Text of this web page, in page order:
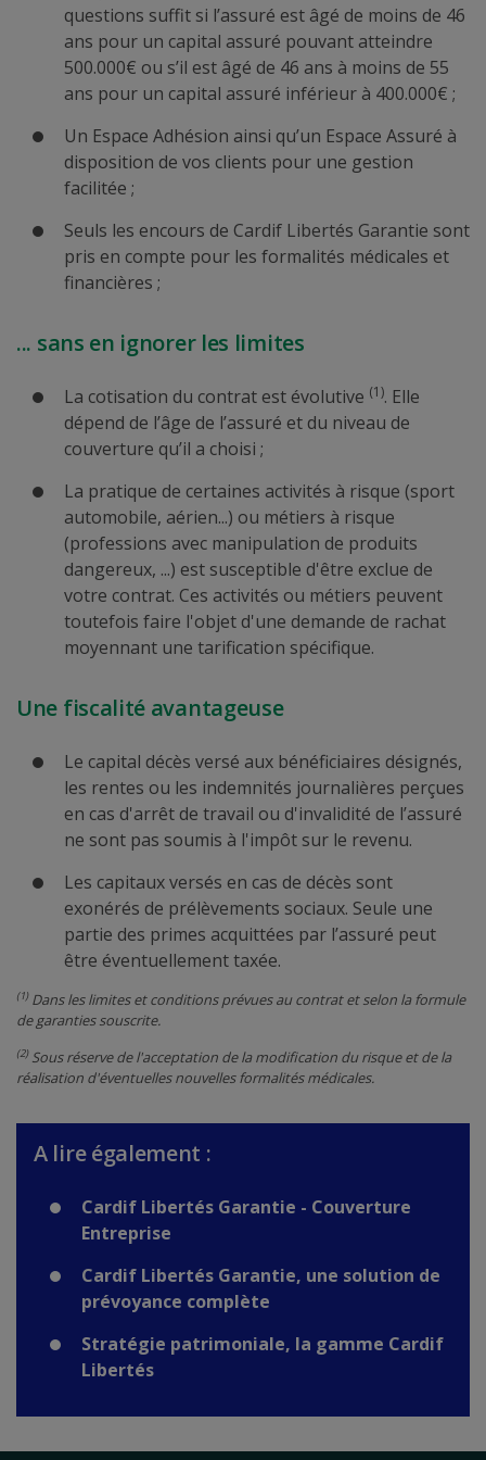
questions suffit si l’assuré est âgé de moins de 46
ans pour un capital assuré pouvant atteindre
500.000€ ou s’il est âgé de 46 ans à moins de 55
ans pour un capital assuré inférieur à 400.000€ ;
Un Espace Adhésion ainsi qu’un Espace Assuré à
disposition de vos clients pour une gestion
facilitée ;
Seuls les encours de Cardif Libertés Garantie sont
pris en compte pour les formalités médicales et
financières ;
... sans en ignorer les limites
La cotisation du contrat est évolutive (1). Elle
dépend de l’âge de l’assuré et du niveau de
couverture qu’il a choisi ;
La pratique de certaines activités à risque (sport
automobile, aérien...) ou métiers à risque
(professions avec manipulation de produits
dangereux, ...) est susceptible d'être exclue de
votre contrat. Ces activités ou métiers peuvent
toutefois faire l'objet d'une demande de rachat
moyennant une tarification spécifique.
Une fiscalité avantageuse
Le capital décès versé aux bénéficiaires désignés,
les rentes ou les indemnités journalières perçues
en cas d'arrêt de travail ou d'invalidité de l’assuré
ne sont pas soumis à l'impôt sur le revenu.
Les capitaux versés en cas de décès sont
exonérés de prélèvements sociaux. Seule une
partie des primes acquittées par l’assuré peut
être éventuellement taxée.
(1)Dans les limites et conditions prévues au contrat et selon la formule
de garanties souscrite.
(2)Sous réserve de l'acceptation de la modification du risque et de la
réalisation d'éventuelles nouvelles formalités médicales.
A lire également :
Cardif Libertés Garantie - Couverture
Entreprise
Cardif Libertés Garantie, une solution de
prévoyance complète
Stratégie patrimoniale, la gamme Cardif
Libertés